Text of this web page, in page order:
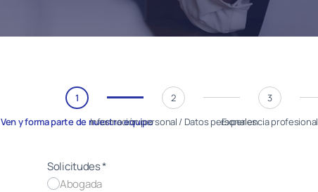
1
Ven y forma parte de nuestro equipo
2
Información personal / Datos personales
3
Experiencia profesional
Solicitudes*
Abogada